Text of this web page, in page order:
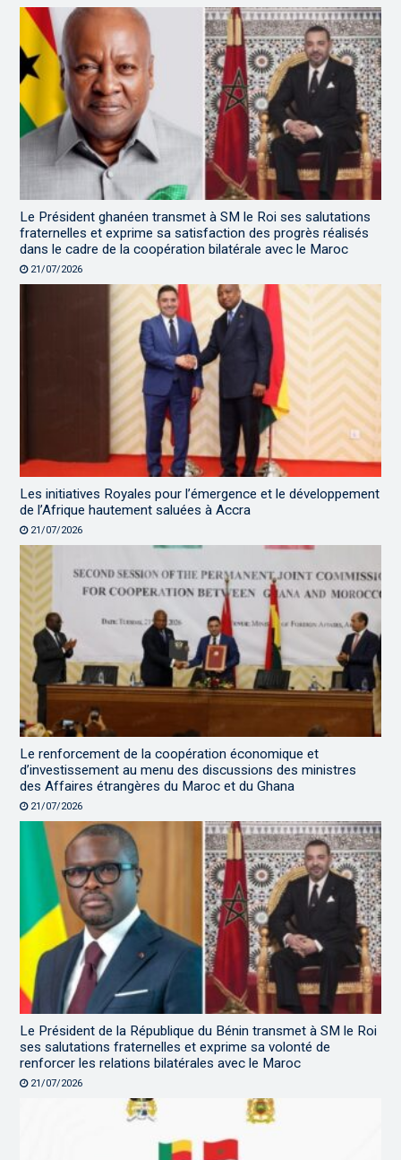
Le Président ghanéen transmet à SM le Roi ses salutations
fraternelles et exprime sa satisfaction des progrès réalisés
dans le cadre de la coopération bilatérale avec le Maroc
21/07/2026
Les initiatives Royales pour l’émergence et le développement
de l’Afrique hautement saluées à Accra
21/07/2026
Le renforcement de la coopération économique et
d’investissement au menu des discussions des ministres
des Affaires étrangères du Maroc et du Ghana
21/07/2026
Le Président de la République du Bénin transmet à SM le Roi
ses salutations fraternelles et exprime sa volonté de
renforcer les relations bilatérales avec le Maroc
21/07/2026